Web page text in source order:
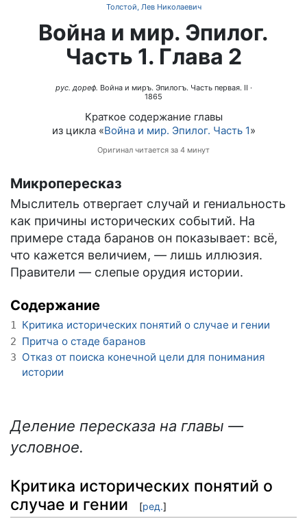
Толстой, Лев Николаевич
Война и мир. Эпилог.
Часть 1. Глава 2
рус. дореф. Война и миръ. Эпилогъ. Часть первая. II ·
1865
Краткое содержание главы
из цикла «Война и мир. Эпилог. Часть 1»
Оригинал читается за 4 минут
Микропересказ
Мыслитель отвергает случай и гениальность
как причины исторических событий. На
примере стада баранов он показывает: всё,
что кажется величием, — лишь иллюзия.
Правители — слепые орудия истории.
Содержание
1 Критика исторических понятий о случае и гении
2 Притча о стаде баранов
3 Отказ от поиска конечной цели для понимания
истории
Деление пересказа на главы —
условное.
Критика исторических понятий о
случае и гении
[ред.]